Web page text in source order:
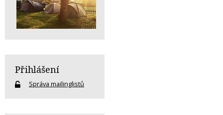
Přihlášení
Správa mailinglistů